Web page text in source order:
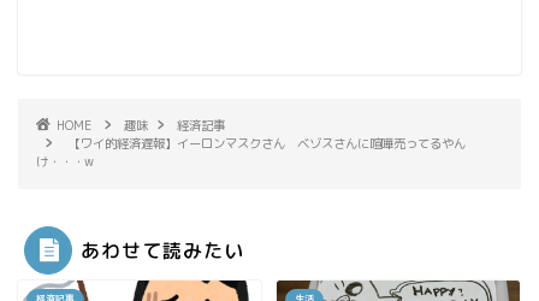
HOME 趣味
経済記事
【ワイ的経済遅報】イーロンマスクさん ベゾスさんに喧嘩売ってるやん
け・・・w
あわせて読みたい